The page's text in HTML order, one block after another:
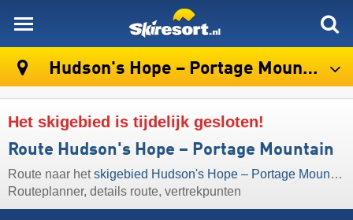
Hudson's Hope – Portage Mountain
Het skigebied is tijdelijk gesloten!
Route Hudson's Hope – Portage Mountain
Route naar hetskigebied Hudson's Hope – Portage Mountain
Routeplanner, details route, vertrekpunten